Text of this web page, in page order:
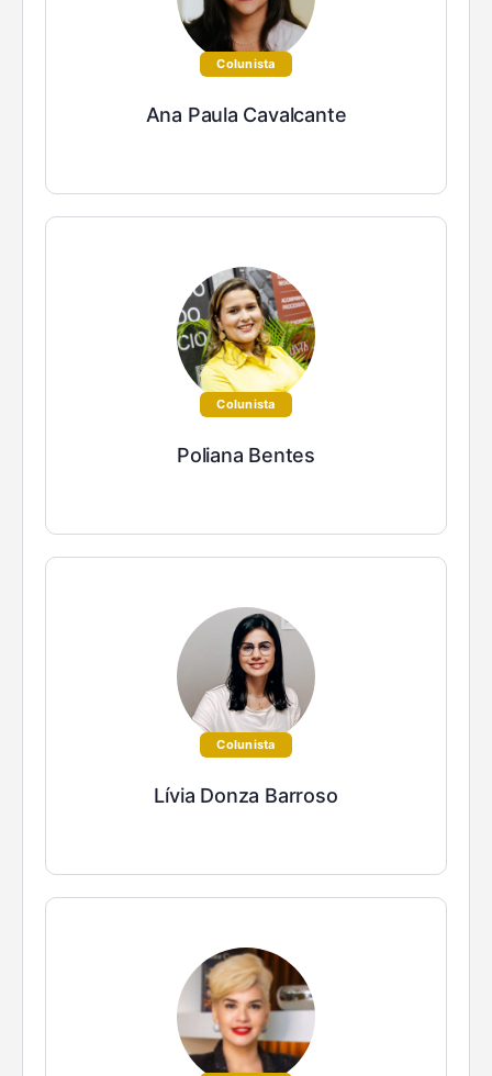
Colunista
Ana Paula Cavalcante
Colunista
Poliana Bentes
Colunista
Lívia Donza Barroso